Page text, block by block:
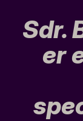
Sdr.
er